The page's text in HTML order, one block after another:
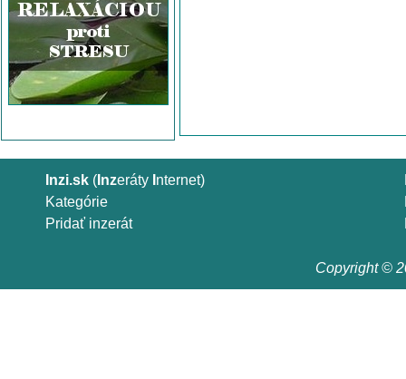
Inzi.sk ( Inzeráty nternet)
Kategórie
Pridať inzerát
Copyright ©